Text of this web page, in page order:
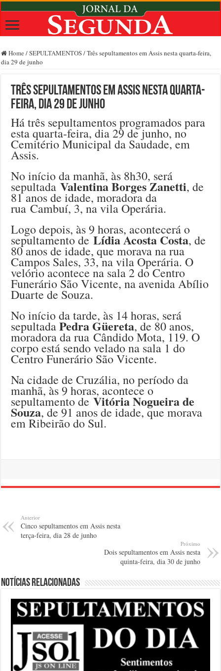
Home /SEPULTAMENTOS/Três sepultamentos em Assis nesta quarta-feira,
dia 29 de junho
Três sepultamentos em Assis nesta quarta-
feira, dia 29 de junho
Há três sepultamentos programados para
esta quarta-feira, dia 29 de junho, no
Cemitério Municipal da Saudade, em
Assis.
No início da manhã, às 8h30, será
sepultadaValentina Borges Zanetti, de
81 anos de idade, moradora da
rua Cambuí, 3, na vila Operária.
Logo depois, às 9 horas, acontecerá o
sepultamento deLídia Acosta Costa, de
80 anos de idade, que morava na rua
Campos Sales, 33, na vila Operária. O
velório acontece na sala 2 do Centro
Funerário São Vicente, na avenida Abílio
Duarte de Souza.
No início da tarde, às 14 horas, será
sepultadaPedra Güereta, de 80 anos,
moradora da rua Cândido Mota, 119. O
corpo está sendo velado na sala 1 do
Centro Funerário São Vicente.
Na cidade de Cruzália, no período da
manhã, às 9 horas, acontece o
sepultamento deVitória Nogueira de
Souza, de 91 anos de idade, que morava
em Ribeirão do Sul.
Anterior
Cinco sepultamentos em Assis nesta
terça-feira, dia 28 de junho
Próximo
Dois sepultamentos em Assis nesta
quinta-feira, dia 30 de junho
Notícias relacionadas